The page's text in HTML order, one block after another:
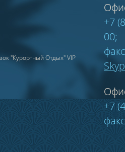
"Курортный Отдых" VIP
+7
00;
+7